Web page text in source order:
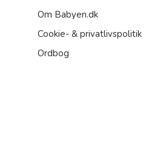
Om Babyen.dk
Cookie- & privatlivspolitik
Ordbog